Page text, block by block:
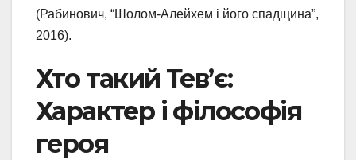
(Рабинович, “Шолом-Алейхем і його спадщина”,
2016).
Хто такий Тев’є:
Характер і філософія
героя